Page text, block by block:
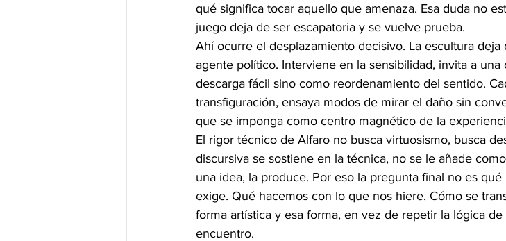
qué significa tocar aquello que amenaza. Esa duda no
juego deja de ser escapatoria y se vuelve prueba.
Ahí ocurre el desplazamiento decisivo. La escultura
agente político. Interviene en la sensibilidad, invita a
descarga fácil sino como reordenamiento del sentido.
transfiguración, ensaya modos de mirar el daño sin
que se imponga como centro magnético de la
El rigor técnico de Alfaro no busca virtuosismo, busca
discursiva se sostiene en la técnica, no se le añade
una idea, la produce. Por eso la pregunta final no es
exige. Qué hacemos con lo que nos hiere. Cómo se
forma artística y esa forma, en vez de repetir la lógica
encuentro.